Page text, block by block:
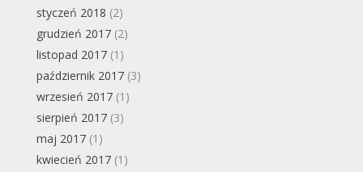
styczeń 2018 (2)
grudzień 2017(2)
listopad 2017(1)
październik 2017(3)
wrzesień 2017(1)
sierpień 2017(3)
maj 2017(1)
kwiecień 2017(1)